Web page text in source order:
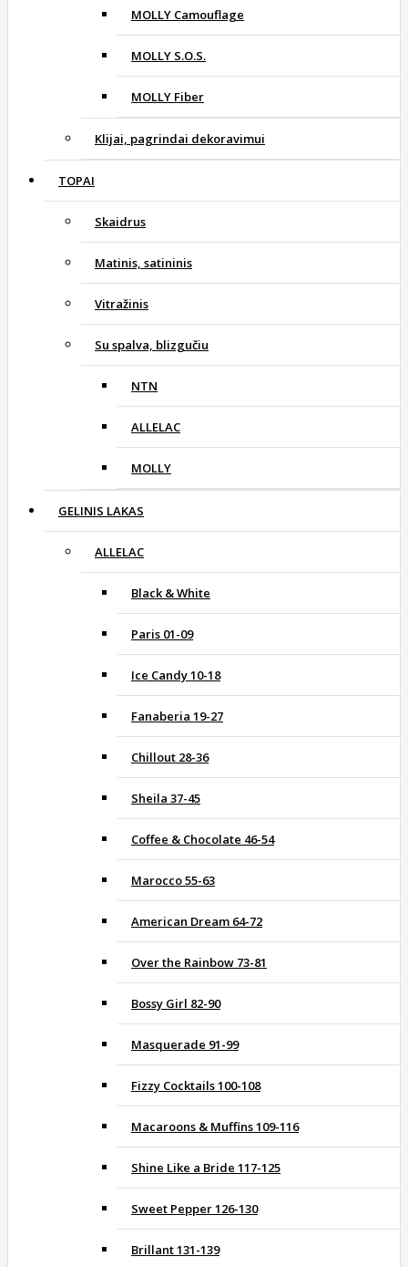
MOLLY Camouflage
MOLLY S.O.S.
MOLLY Fiber
Klijai, pagrindai dekoravimui
TOPAI
Skaidrus
Matinis, satininis
Vitražinis
Su spalva, blizgučiu
NTN
ALLELAC
MOLLY
GELINIS LAKAS
ALLELAC
Black & White
Paris 01-09
Ice Candy 10-18
Fanaberia 19-27
Chillout 28-36
Sheila 37-45
Coffee & Chocolate 46-54
Marocco 55-63
American Dream 64-72
Over the Rainbow 73-81
Bossy Girl 82-90
Masquerade 91-99
Fizzy Cocktails 100-108
Macaroons & Muffins 109-116
Shine Like a Bride 117-125
Sweet Pepper 126-130
Brillant 131-139